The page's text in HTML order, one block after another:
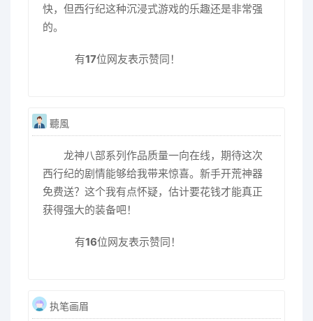
快，但西行纪这种沉浸式游戏的乐趣还是非常强
的。
有17位网友表示赞同！
聽風
龙神八部系列作品质量一向在线，期待这次
西行纪的剧情能够给我带来惊喜。新手开荒神器
免费送？这个我有点怀疑，估计要花钱才能真正
获得强大的装备吧！
有16位网友表示赞同！
执笔画眉